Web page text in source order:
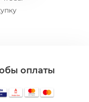
оплаты